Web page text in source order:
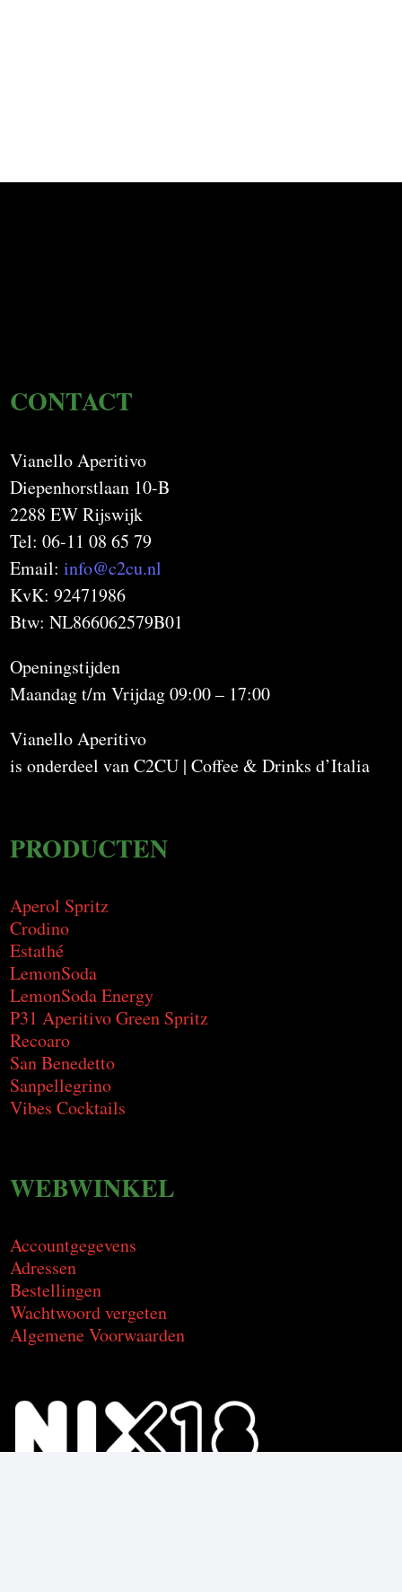
CONTACT
Vianello Aperitivo
Diepenhorstlaan 10-B
2288 EW Rijswijk
Tel: 06-11 08 65 79
Email:info@c2cu.nl
KvK: 92471986
Btw: NL866062579B01
Openingstijden
Maandag t/m Vrijdag 09:00 – 17:00
Vianello Aperitivo
is onderdeel van C2CU | Coffee & Drinks d’Italia
PRODUCTEN
Aperol Spritz
Crodino
Estathé
LemonSoda
LemonSoda Energy
P31 Aperitivo Green Spritz
Recoaro
San Benedetto
Sanpellegrino
Vibes Cocktails
WEBWINKEL
Accountgegevens
Adressen
Bestellingen
Wachtwoord vergeten
Algemene Voorwaarden